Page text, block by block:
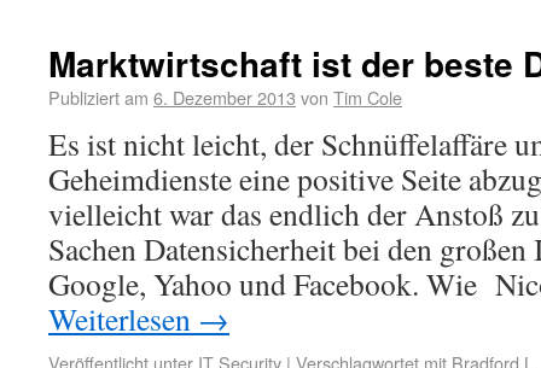
Marktwirtschaft ist der beste
Publiziert am 6. Dezember 2013 von Tim Cole
Es ist nicht leicht, der Schnüffelaffäre
Geheimdienste eine positive Seite
vielleicht war das endlich der Anstoß
Sachen Datensicherheit bei den
Google, Yahoo und Facebook. Wie
Weiterlesen →
Veröffentlicht unter IT Security | Verschlagwortet mit Bradford